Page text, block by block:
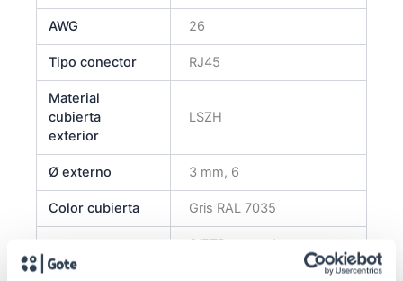
AWG 26
Tipo conector RJ45
Material
cubierta
exterior
LSZH
Ø externo 3 mm, 6
Color cubierta Gris RAL 7035
Tipo de cable
S/FTP trenzado
apantallado por par +